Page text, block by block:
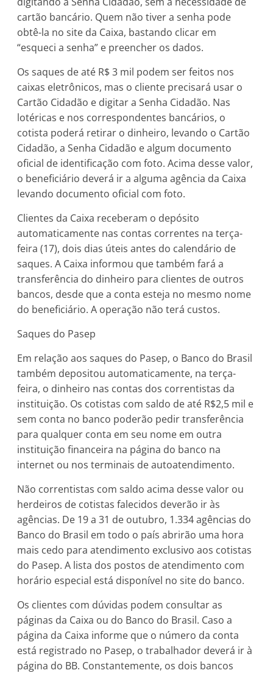
cartão bancário. Quem não tiver a senha pode
obtê-la no site da Caixa, bastando clicar em
“esqueci a senha” e preencher os dados.
Os saques de até R$ 3 mil podem ser feitos nos
caixas eletrônicos, mas o cliente precisará usar o
Cartão Cidadão e digitar a Senha Cidadão. Nas
lotéricas e nos correspondentes bancários, o
cotista poderá retirar o dinheiro, levando o Cartão
Cidadão, a Senha Cidadão e algum documento
oficial de identificação com foto. Acima desse valor,
o beneficiário deverá ir a alguma agência da Caixa
levando documento oficial com foto.
Clientes da Caixa receberam o depósito
automaticamente nas contas correntes na terça-
feira (17), dois dias úteis antes do calendário de
saques. A Caixa informou que também fará a
transferência do dinheiro para clientes de outros
bancos, desde que a conta esteja no mesmo nome
do beneficiário. A operação não terá custos.
Saques do Pasep
Em relação aos saques do Pasep, o Banco do Brasil
também depositou automaticamente, na terça-
feira, o dinheiro nas contas dos correntistas da
instituição. Os cotistas com saldo de até R$2,5 mil e
sem conta no banco poderão pedir transferência
para qualquer conta em seu nome em outra
instituição financeira na página do banco na
internet ou nos terminais de autoatendimento.
Não correntistas com saldo acima desse valor ou
herdeiros de cotistas falecidos deverão ir às
agências. De 19 a 31 de outubro, 1.334 agências do
Banco do Brasil em todo o país abrirão uma hora
mais cedo para atendimento exclusivo aos cotistas
do Pasep. A lista dos postos de atendimento com
horário especial está disponível no site do banco.
Os clientes com dúvidas podem consultar as
páginas da Caixa ou do Banco do Brasil. Caso a
página da Caixa informe que o número da conta
está registrado no Pasep, o trabalhador deverá ir à
página do BB. Constantemente, os dois bancos